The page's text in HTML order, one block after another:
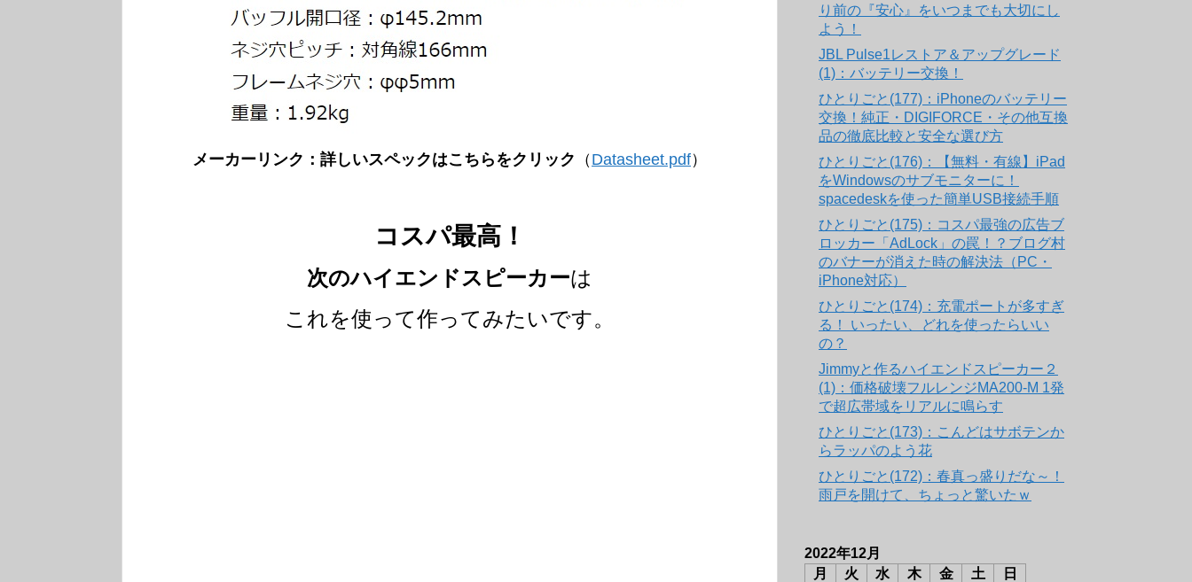
メーカーリンク：詳しいスペックはこちらをクリック （ Datasheet.pdf）
コスパ最高！
次のハイエンドスピーカーは
これを使って作ってみたいです。
り前の『安心』をいつまでも大切にし
よう！
JBL Pulse1レストア＆アップグレード
(1)：バッテリー交換！
ひとりごと(177)：iPhoneのバッテリー
交換！純正・DIGIFORCE・その他互換
品の徹底比較と安全な選び方
ひとりごと(176)：【無料・有線】iPad
をWindowsのサブモニターに！
spacedeskを使った簡単USB接続手順
ひとりごと(175)：コスパ最強の広告ブ
ロッカー「AdLock」の罠！？ブログ村
のバナーが消えた時の解決法（PC・
iPhone対応）
ひとりごと(174)：充電ポートが多すぎ
る！ いったい、どれを使ったらいい
の？
Jimmyと作るハイエンドスピーカー２
(1)：価格破壊フルレンジMA200-M 1発
で超広帯域をリアルに鳴らす
ひとりごと(173)：こんどはサボテンか
らラッパのよう花
ひとりごと(172)：春真っ盛りだな～！
雨戸を開けて、ちょっと驚いたｗ
2022年12月
月
火 水 木 金 土
日